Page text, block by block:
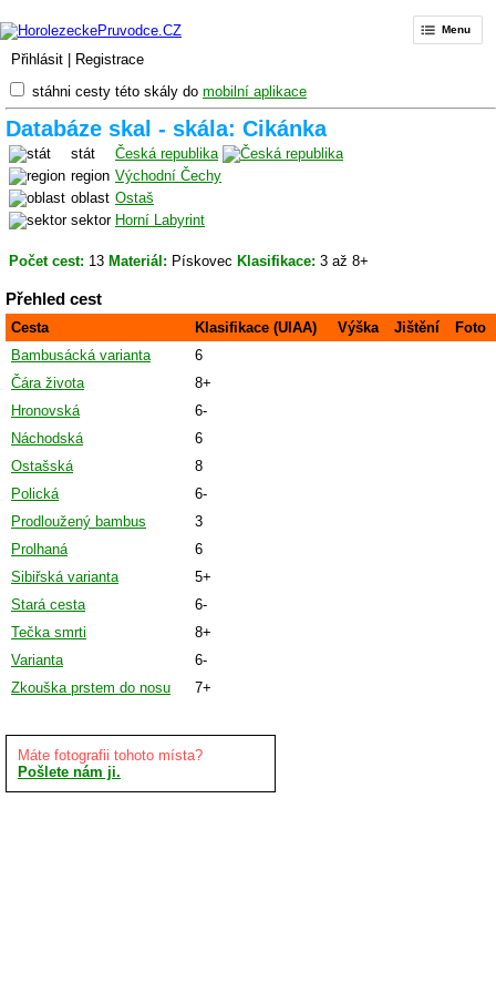
Přihlásit Registrace
Menu
stáhni cesty této skály do mobilní aplikace
Databáze skal - skála: Cikánka
stát
Česká republika
region Východní Čechy
oblast Ostaš
sektor Horní Labyrint
Počet cest: 13 Materiál: Pískovec Klasifikace: 3 až 8+
Přehled cest
Cesta Klasifikace (UIAA) Výška Jištění
Foto
Bambusácká varianta
6
Čára života
8+
Hronovská
6-
Náchodská
6
Ostašská
8
Polická
6-
Prodloužený bambus
3
Prolhaná
6
Sibiřská varianta
5+
Stará cesta
6-
Tečka smrti
8+
Varianta
6-
Zkouška prstem do nosu
7+
Máte fotografii tohoto místa?
Pošlete nám ji.